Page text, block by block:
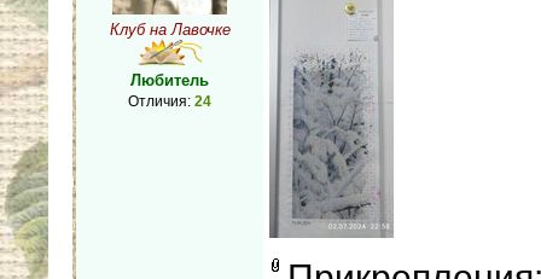
Клуб на Лавочке
Любитель
Отличия: 24